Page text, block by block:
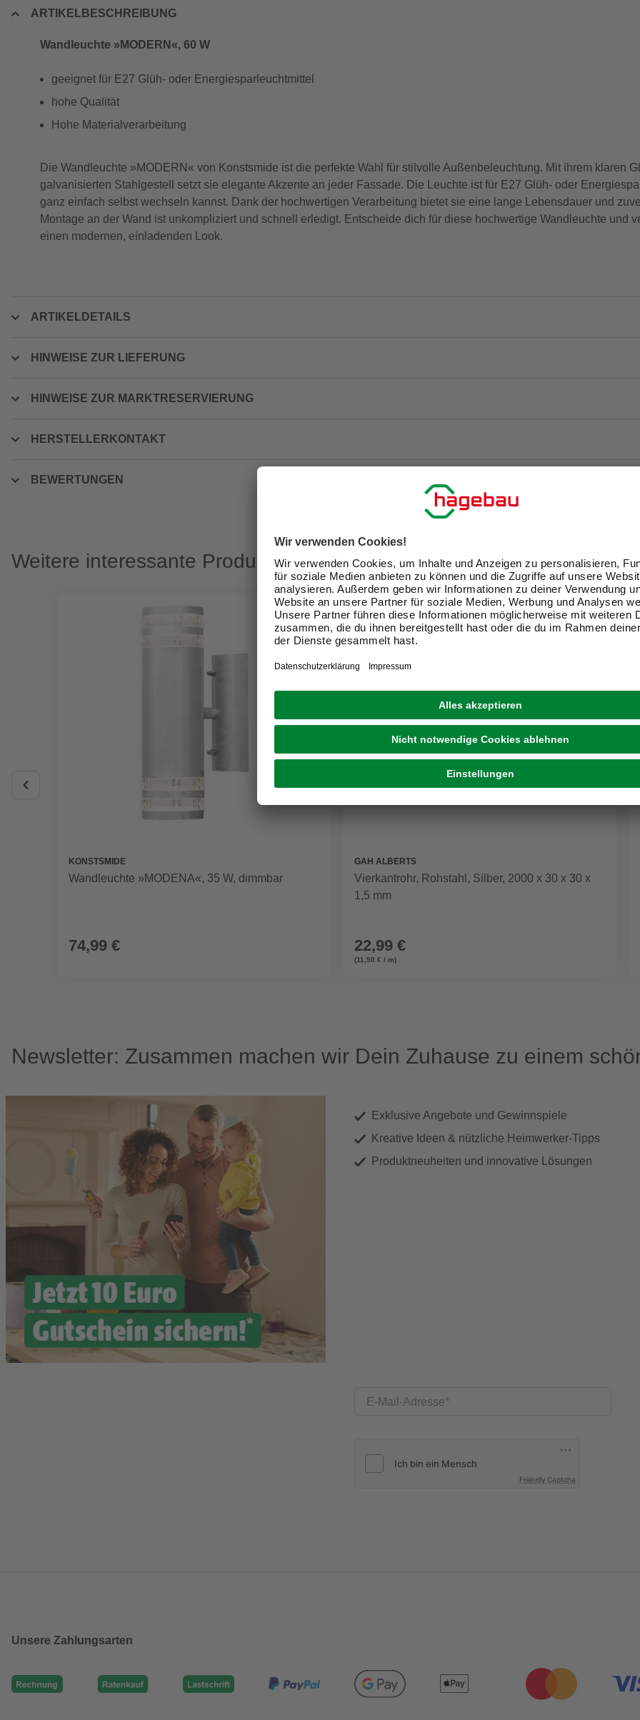
ARTIKELBESCHREIBUNG
Wandleuchte »MODERN«, 60 W
geeignet für E27 Glüh- oder Energiesparleuchtmittel
hohe Qualität
Hohe Materialverarbeitung
Die Wandleuchte »MODERN« von Konstsmide ist die perfekte Wahl für stilvolle Außenbeleuchtung. Mit ihrem klaren
galvanisierten Stahlgestell setzt sie elegante Akzente an jeder Fassade. Die Leuchte ist für E27 Glüh- oder
ganz einfach selbst wechseln kannst. Dank der hochwertigen Verarbeitung bietet sie eine lange Lebensdauer und
Montage an der Wand ist unkompliziert und schnell erledigt. Entscheide dich für diese hochwertige Wandleuchte und
einen modernen, einladenden Look.
ARTIKELDETAILS
HINWEISE ZUR LIEFERUNG
HINWEISE ZUR MARKTRESERVIERUNG
HERSTELLERKONTAKT
BEWERTUNGEN
Weitere interessante Produkte
KONSTSMIDE
Wandleuchte »MODENA«, 35 W, dimmbar
74,99 €
GAH ALBERTS
Vierkantrohr, Rohstahl, Silber, 2000 x 30 x 30 x
1,5 mm
22,99 €
(11,50 € / m)
Newsletter: Zusammen machen wir Dein Zuhause zu einem
Exklusive Angebote und Gewinnspiele
Kreative Ideen & nützliche Heimwerker-Tipps
Produktneuheiten und innovative Lösungen
E-Mail-Adresse
Friendly Captcha
Unsere Zahlungsarten